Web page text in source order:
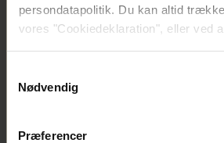
persondatapolitik. Du kan altid
vores "Cookiedeklaration", eller ved
Nødvendig
Præferencer